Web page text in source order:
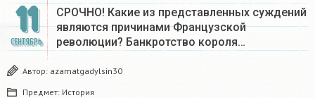
11
СЕНТЯБРЬ
СРОЧНО! Какие из представленных суждений
являются причинами Французской
революции? Банкротство короля…
Автор: azamatgadylsin30
Предмет: История